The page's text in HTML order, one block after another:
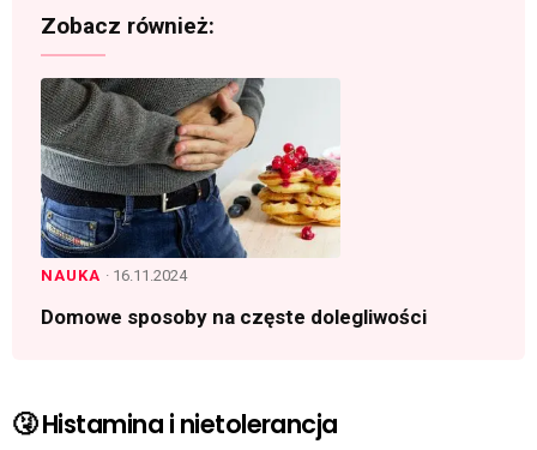
Zobacz również:
NAUKA · 16.11.2024
Domowe sposoby na częste dolegliwości
🤧 Histamina i nietolerancja